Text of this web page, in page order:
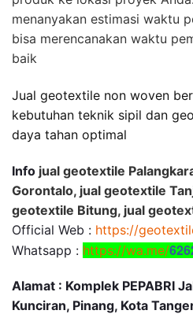
menanyakan estimasi waktu
bisa merencanakan waktu
baik
Jual geotextile non woven
kebutuhan teknik sipil dan
daya tahan optimal
Info jual geotextile
Gorontalo, jual geotextile
geotextile Bitung, jual
Official Web : https://
Whatsapp : https://wa.me/
Alamat : Komplek PEPABRI
Kunciran, Pinang, Kota